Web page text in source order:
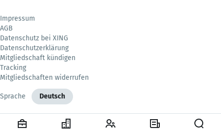
Impressum
AGB
Datenschutz bei XING
Datenschutzerklärung
Mitgliedschaft kündigen
Tracking
Mitgliedschaften widerrufen
Sprache Deutsch